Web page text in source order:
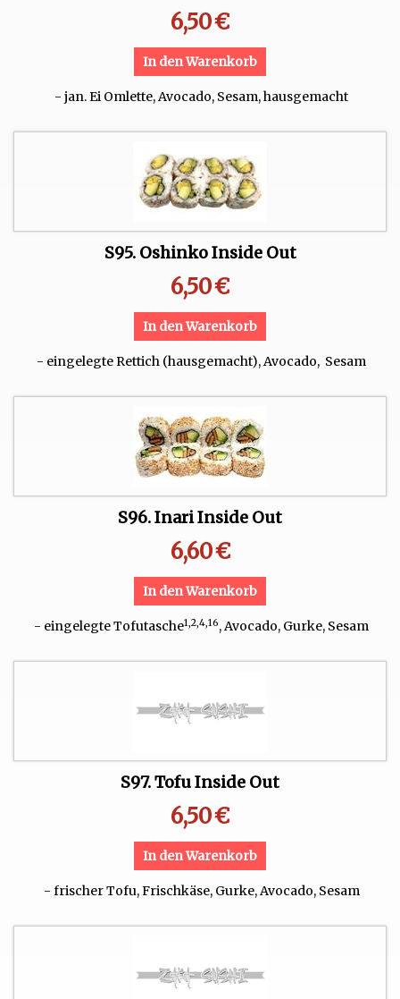
6,50€
In den Warenkorb
- jan. Ei Omlette, Avocado, Sesam, hausgemacht
S95. Oshinko Inside Out
6,50€
In den Warenkorb
- eingelegte Rettich (hausgemacht), Avocado, Sesam
S96. Inari Inside Out
6,60€
In den Warenkorb
- eingelegte Tofutasche1,2,4,16, Avocado, Gurke, Sesam
S97. Tofu Inside Out
6,50€
In den Warenkorb
- frischer Tofu, Frischkäse, Gurke, Avocado, Sesam